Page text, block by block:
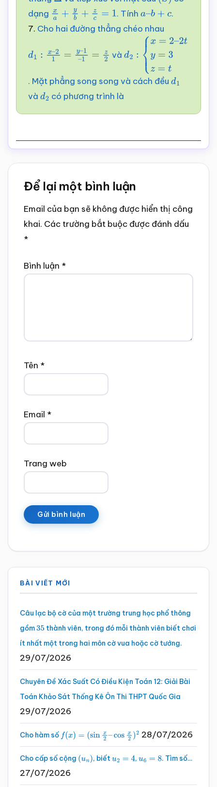
dạng xa +y b+ zc =1 . Tínha–b +c
.
7. Cho hai đường thẳng chéo nhau
d1 x –21= y– 1–1=z2 vàd2 :{ x=2 –
3z=t
. Mặt phẳng song song và cách đều d1
và d2 có phương trình là
Reader
Interactions
Để lại một bình luận
Email của bạn sẽ không được hiển thị công
khai. Các trường bắt buộc được đánh dấu
*
Bình luận *
Tên *
Email *
Trang web
Sidebar
chính
BÀI VIẾT MỚI
Câu lạc bộ cờ của một trường trung học phổ thông
gồm35 thành viên, trong đó mỗi thành viên biết chơi
ít nhất một trong hai môn cờ vua hoặc cờ tướng.
29/07/2026
Chuyên Đề Xác Suất Có Điều Kiện Toán 12: Giải Bài
Toán Khảo Sát Thống Kê Ôn Thi THPT Quốc Gia
29/07/2026
Cho hàm số f(x)=(sinx2 –cosx2 )2 28/07/2026
Cho cấp số cộng (un), biếtu2 =4 , u6 =8 . Tìm số…
27/07/2026